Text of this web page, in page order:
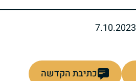
7.10.2023
כתיבת הקדשה